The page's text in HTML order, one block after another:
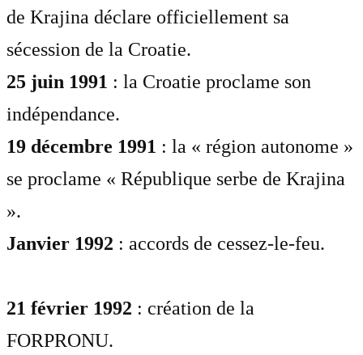
de Krajina déclare officiellement sa
sécession de la Croatie.
25 juin 1991 : la Croatie proclame son
indépendance.
19 décembre 1991 : la « région autonome »
se proclame « République serbe de Krajina
».
Janvier 1992 : accords de cessez-le-feu.
21 février 1992 : création de la
FORPRONU.